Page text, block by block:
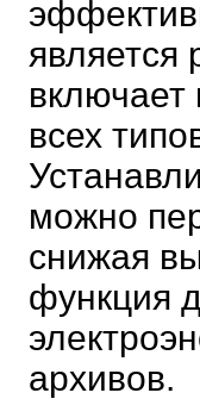
является
всех
можно
снижая
функция
архивов.